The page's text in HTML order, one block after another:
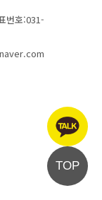
번호:031-
TOP